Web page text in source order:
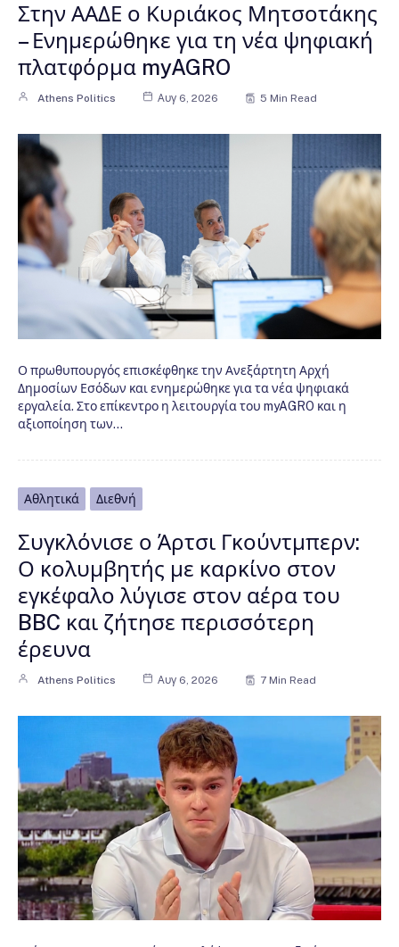
Στην ΑΑΔΕ ο Κυριάκος Μητσοτάκης
– Ενημερώθηκε για τη νέα ψηφιακή
πλατφόρμα myAGRO
Athens Politics Αυγ 6, 2026 5 Min Read
Ο πρωθυπουργός επισκέφθηκε την Ανεξάρτητη Αρχή
Δημοσίων Εσόδων και ενημερώθηκε για τα νέα ψηφιακά
εργαλεία. Στο επίκεντρο η λειτουργία του myAGRO και η
αξιοποίηση των…
Αθλητικά Διεθνή
Συγκλόνισε ο Άρτσι Γκούντμπερν:
Ο κολυμβητής με καρκίνο στον
εγκέφαλο λύγισε στον αέρα του
BBC και ζήτησε περισσότερη
έρευνα
Athens Politics Αυγ 6, 2026 7 Min Read